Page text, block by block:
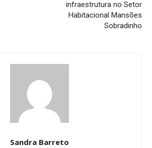
infraestrutura no Setor
Habitacional Mansões
Sobradinho
Sandra Barreto